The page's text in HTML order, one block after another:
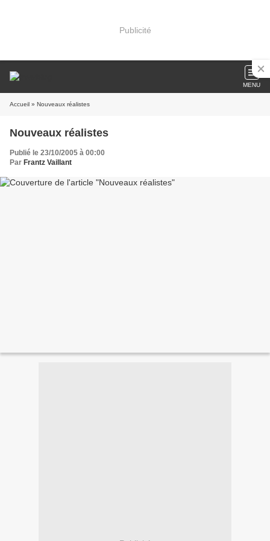
Publicité
MENU
Accueil » Nouveaux réalistes
Nouveaux réalistes
Publié le 23/10/2005 à 00:00
Par Frantz Vaillant